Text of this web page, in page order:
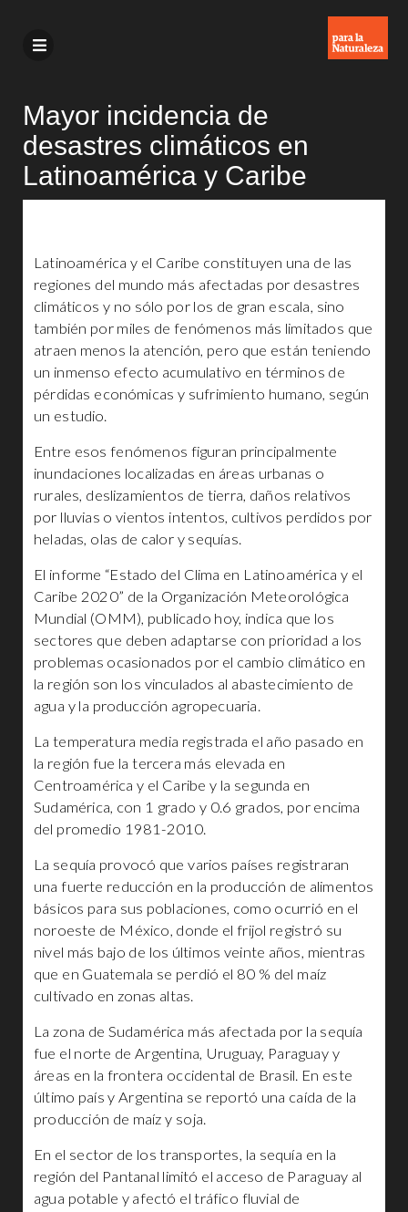
Mayor incidencia de
desastres climáticos en
Latinoamérica y Caribe
Latinoamérica y el Caribe constituyen una de las
regiones del mundo más afectadas por desastres
climáticos y no sólo por los de gran escala, sino
también por miles de fenómenos más limitados que
atraen menos la atención, pero que están teniendo
un inmenso efecto acumulativo en términos de
pérdidas económicas y sufrimiento humano, según
un estudio.
Entre esos fenómenos figuran principalmente
inundaciones localizadas en áreas urbanas o
rurales, deslizamientos de tierra, daños relativos
por lluvias o vientos intentos, cultivos perdidos por
heladas, olas de calor y sequías.
El informe “Estado del Clima en Latinoamérica y el
Caribe 2020” de la Organización Meteorológica
Mundial (OMM), publicado hoy, indica que los
sectores que deben adaptarse con prioridad a los
problemas ocasionados por el cambio climático en
la región son los vinculados al abastecimiento de
agua y la producción agropecuaria.
La temperatura media registrada el año pasado en
la región fue la tercera más elevada en
Centroamérica y el Caribe y la segunda en
Sudamérica, con 1 grado y 0.6 grados, por encima
del promedio 1981-2010.
La sequía provocó que varios países registraran
una fuerte reducción en la producción de alimentos
básicos para sus poblaciones, como ocurrió en el
noroeste de México, donde el frijol registró su
nivel más bajo de los últimos veinte años, mientras
que en Guatemala se perdió el 80 % del maíz
cultivado en zonas altas.
La zona de Sudamérica más afectada por la sequía
fue el norte de Argentina, Uruguay, Paraguay y
áreas en la frontera occidental de Brasil. En este
último país y Argentina se reportó una caída de la
producción de maíz y soja.
En el sector de los transportes, la sequía en la
región del Pantanal limitó el acceso de Paraguay al
agua potable y afectó el tráfico fluvial de